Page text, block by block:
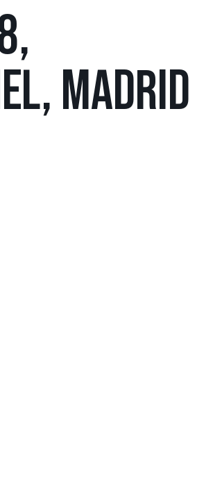
MADRID